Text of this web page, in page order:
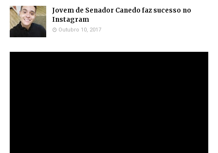
Jovem de Senador Canedo faz sucesso no
Instagram
Outubro 10, 2017